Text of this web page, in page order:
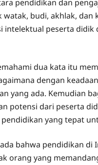
pendidikan dan
budi, akhlak, dan
intelektual peserta didik
dua kata itu
dengan
yang ada. Kemudian
potensi dari peserta
yang tepat
bahwa pendidikan di
orang yang